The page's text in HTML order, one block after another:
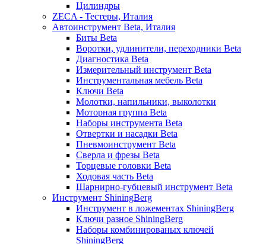
Цилиндры
ZECA - Тестеры, Италия
Автоинструмент Beta, Италия
Биты Beta
Воротки, удлинители, переходники Beta
Диагностика Beta
Измерительный инструмент Beta
Инструментальная мебель Beta
Ключи Beta
Молотки, напильники, выколотки
Моторная группа Beta
Наборы инструмента Beta
Отвертки и насадки Beta
Пневмоинструмент Beta
Сверла и фрезы Beta
Торцевые головки Beta
Ходовая часть Beta
Шарнирно-губцевый инструмент Beta
Инструмент ShiningBerg
Инструмент в ложементах ShiningBerg
Ключи разное ShiningBerg
Наборы комбинированых ключей
ShiningBerg